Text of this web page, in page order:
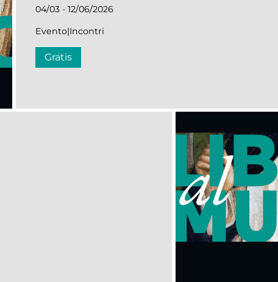
04/03 - 12/06/2026
Evento|Incontri
Gratis